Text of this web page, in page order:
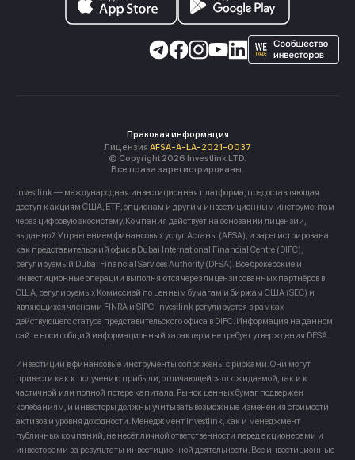
Правовая информация
Лицензия AFSA-A-LA-2021-0037
© Copyright 2026 Investlink LTD.
Все права зарегистрированы.
Investlink — международная инвестиционная платформа, предоставляющая
доступ к акциям США, ETF, опционам и другим инвестиционным инструментам
через цифровую экосистему. Компания действует на основании лицензии,
выданной Управлением финансовых услуг Астаны (AFSA), и зарегистрирована
как представительский офис в Dubai International Financial Centre (DIFC),
регулируемый Dubai Financial Services Authority (DFSA). Все брокерские и
инвестиционные операции выполняются через лицензированных партнёров в
США, регулируемых Комиссией по ценным бумагам и биржам США (SEC) и
являющихся членами FINRA и SIPC. Investlink регулируется в рамках
действующего статуса представительского офиса в DIFC. Информация на данном
сайте носит общий информационный характер и не требует утверждения DFSA.
Инвестиции в финансовые инструменты сопряжены с рисками. Они могут
привести как к получению прибыли, отличающейся от ожидаемой, так и к
частичной или полной потере капитала. Рынок ценных бумаг подвержен
колебаниям, и инвесторы должны учитывать возможные изменения стоимости
активов и уровня доходности. Менеджмент Investlink, как и менеджмент
публичных компаний, не несёт личной ответственности перед акционерами и
инвесторами за результаты инвестиционной деятельности. Все инвестиционные